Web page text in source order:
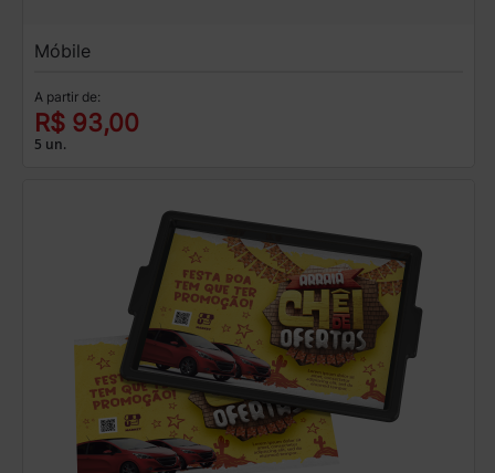
Móbile
A partir de:
R$ 93,00
5 un.